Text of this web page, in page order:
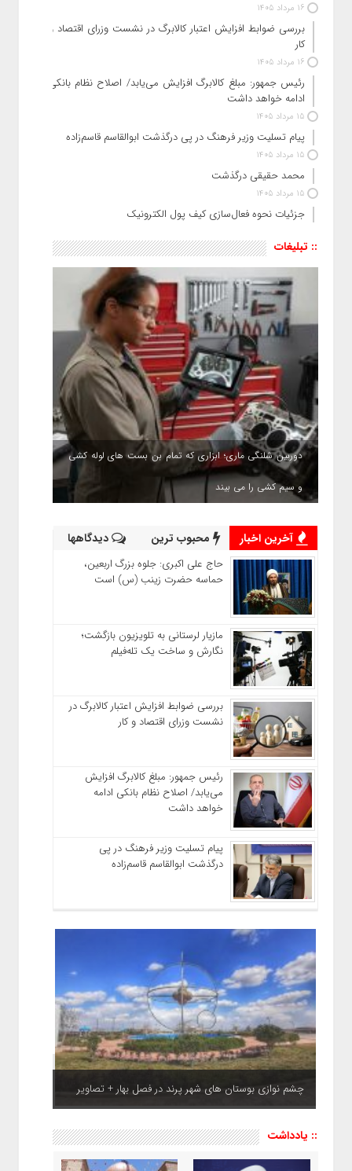
16 مرداد 1405
بررسی ضوابط افزایش اعتبار کالابرگ در نشست وزرای اقتصاد و
کار
16 مرداد 1405
رئیس‌ جمهور: مبلغ کالابرگ افزایش می‌یابد/ اصلاح نظام بانکی
ادامه خواهد داشت
15 مرداد 1405
پیام تسلیت وزیر فرهنگ در پی درگذشت ابوالقاسم قاسم‌زاده
15 مرداد 1405
محمد حقیقی درگذشت
15 مرداد 1405
جزئیات نحوه فعال‌سازی کیف پول الکترونیک
:: تبلیغات
دوربین شلنگی ماری؛ ابزاری که تمام بن بست های لوله کشی
و سیم کشی را می بیند
آخرین اخبار محبوب ترین دیدگاهها
حاج‌ علی‌ اکبری: جلوه بزرگ اربعین،
حماسه حضرت زینب (س) است
مازیار لرستانی به تلویزیون بازگشت؛
نگارش و ساخت یک تله‌فیلم
بررسی ضوابط افزایش اعتبار کالابرگ در
نشست وزرای اقتصاد و کار
رئیس‌ جمهور: مبلغ کالابرگ افزایش
می‌یابد/ اصلاح نظام بانکی ادامه
خواهد داشت
پیام تسلیت وزیر فرهنگ در پی
درگذشت ابوالقاسم قاسم‌زاده
چشم نوازی بوستان های شهر پرند در فصل بهار + تصاویر
:: یادداشت